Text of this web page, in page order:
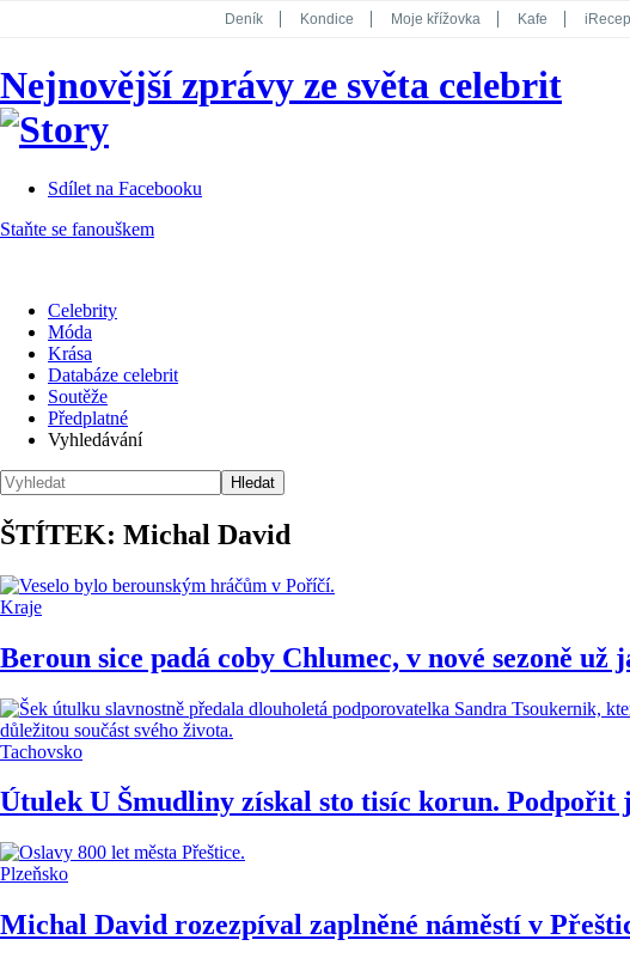
Deník Kondice Moje křížovka Kafe
Koktejl
Nejnovější zprávy ze světa celebrit
Sdílet na Facebooku
Staňte se fanouškem
Celebrity
Móda
Krása
Databáze celebrit
Soutěže
Předplatné
Vyhledávání
ŠTÍTEK: Michal David
Kraje
Beroun sice padá coby Chlumec, v nové sezoně už
Tachovsko
Útulek U Šmudliny získal sto tisíc korun.
Plzeňsko
Michal David rozezpíval zaplněné náměstí v